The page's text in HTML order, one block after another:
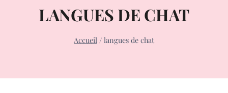
LANGUES DE CHAT
Accueil / langues de chat